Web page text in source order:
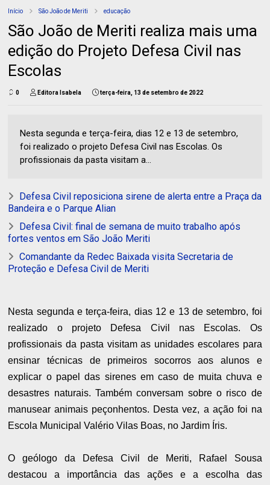
Início São João de Meriti educação
São João de Meriti realiza mais uma
edição do Projeto Defesa Civil nas
Escolas
0 Editora Isabela terça-feira, 13 de setembro de 2022
Nesta segunda e terça-feira, dias 12 e 13 de setembro,
foi realizado o projeto Defesa Civil nas Escolas. Os
profissionais da pasta visitam a...
Defesa Civil reposiciona sirene de alerta entre a Praça da
Bandeira e o Parque Alian
Defesa Civil: final de semana de muito trabalho após
fortes ventos em São João Meriti
Comandante da Redec Baixada visita Secretaria de
Proteção e Defesa Civil de Meriti
Nesta segunda e terça-feira, dias 12 e 13 de setembro, foi
realizado o projeto Defesa Civil nas Escolas. Os
profissionais da pasta visitam as unidades escolares para
ensinar técnicas de primeiros socorros aos alunos e
explicar o papel das sirenes em caso de muita chuva e
desastres naturais. Também conversam sobre o risco de
manusear animais peçonhentos. Desta vez, a ação foi na
Escola Municipal Valério Vilas Boas, no Jardim Íris.
O geólogo da Defesa Civil de Meriti, Rafael Sousa
destacou a importância das ações e a escolha das